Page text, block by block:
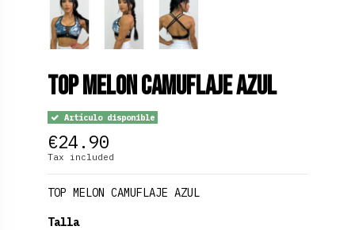
Top Melon Camuflaje Azul
Artículo disponible
€24.90
Tax included
TOP MELON CAMUFLAJE AZUL
Talla